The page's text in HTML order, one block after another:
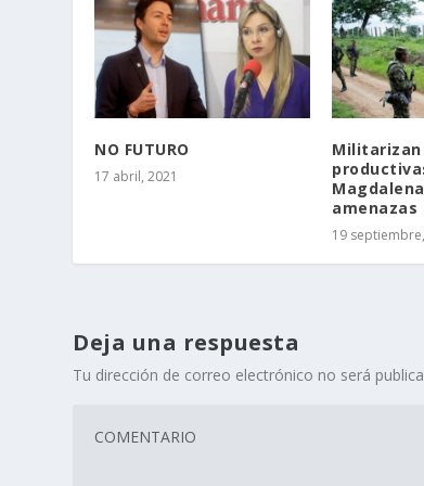
NO FUTURO
17 abril, 2021
amenazas
19
Deja una respuesta
Tu dirección de correo electrónico no será